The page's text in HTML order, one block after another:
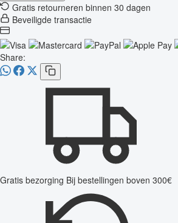
Gratis retourneren binnen 30 dagen
Beveiligde transactie
Share:
Gratis bezorging Bij bestellingen boven 300€